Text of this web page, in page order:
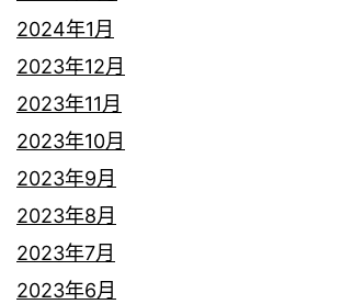
2024年1月
2023年12月
2023年11月
2023年10月
2023年9月
2023年8月
2023年7月
2023年6月